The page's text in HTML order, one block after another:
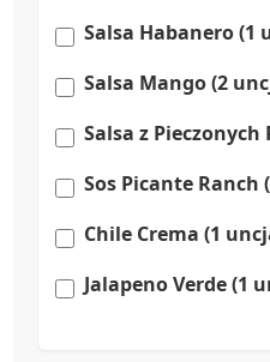
Salsa Habanero (1
Salsa Mango (2
Salsa z
Sos Picante Ranch
Chile Crema (1
Jalapeno Verde (1